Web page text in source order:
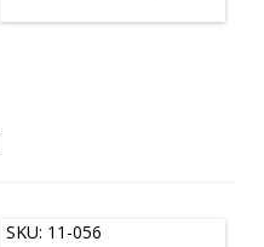
SKU: 11-056